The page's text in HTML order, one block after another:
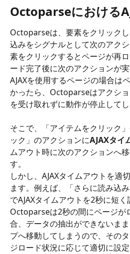
Octoparseにおける
Octoparseは、要素をクリック
込みをシグナルとして次のアク
素をクリックするとページが再
ード完了後に次のアクションが
AJAXを使用するページの場合は
かったら、Octoparseはアクシ
を受け取れずに動作が停止してし
そこで、「アイテムをクリック
ック」のアクションにAJAXタイ
ムアウト時に次のアクションへ
す。
しかし、AJAXタイムアウトを適
ます。例えば、「さらに読み込
でAJAXタイムアウトを2秒に短く
Octoparseは2秒の間にページが
合、データの抽出ができないま
プへ移動してしまうので、その
ジロード状況に応じて適切に設定